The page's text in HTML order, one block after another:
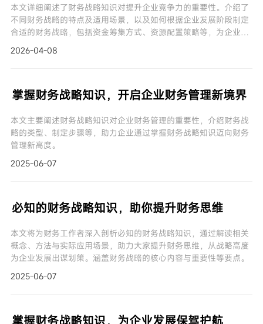
本文详细阐述了财务战略知识对提升企业竞争力的重要性。介绍了
不同财务战略的特点及适用场景，以及如何根据企业发展阶段制定
合适的财务战略，包括资金筹集方式、资源配置策略等，为企业在
2026-04-08
掌握财务战略知识，开启企业财务管理新境界
本文主要阐述财务战略知识对企业财务管理的重要性，介绍财务战
略的类型、制定步骤等，助力企业通过掌握财务战略知识迈向财务
管理新高度。
2025-06-07
必知的财务战略知识，助你提升财务思维
本文将为财务工作者深入剖析必知的财务战略知识，通过解读相关
概念、方法与实际应用场景，助力大家提升财务思维，从战略高度
为企业发展出谋划策。涵盖财务战略的核心内容与重要性等要点。
2025-06-07
掌握财务战略知识，为企业发展保驾护航